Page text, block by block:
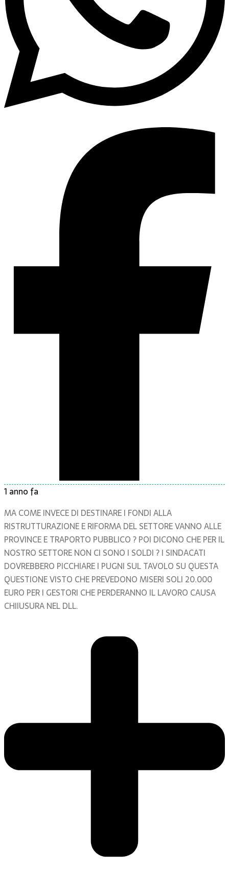
1 anno fa
MA COME INVECE DI DESTINARE I FONDI ALLA
RISTRUTTURAZIONE E RIFORMA DEL SETTORE VANNO ALLE
PROVINCE E TRAPORTO PUBBLICO ? POI DICONO CHE PER IL
NOSTRO SETTORE NON CI SONO I SOLDI ? I SINDACATI
DOVREBBERO PICCHIARE I PUGNI SUL TAVOLO SU QUESTA
QUESTIONE VISTO CHE PREVEDONO MISERI SOLI 20.000
EURO PER I GESTORI CHE PERDERANNO IL LAVORO CAUSA
CHIIUSURA NEL DLL.